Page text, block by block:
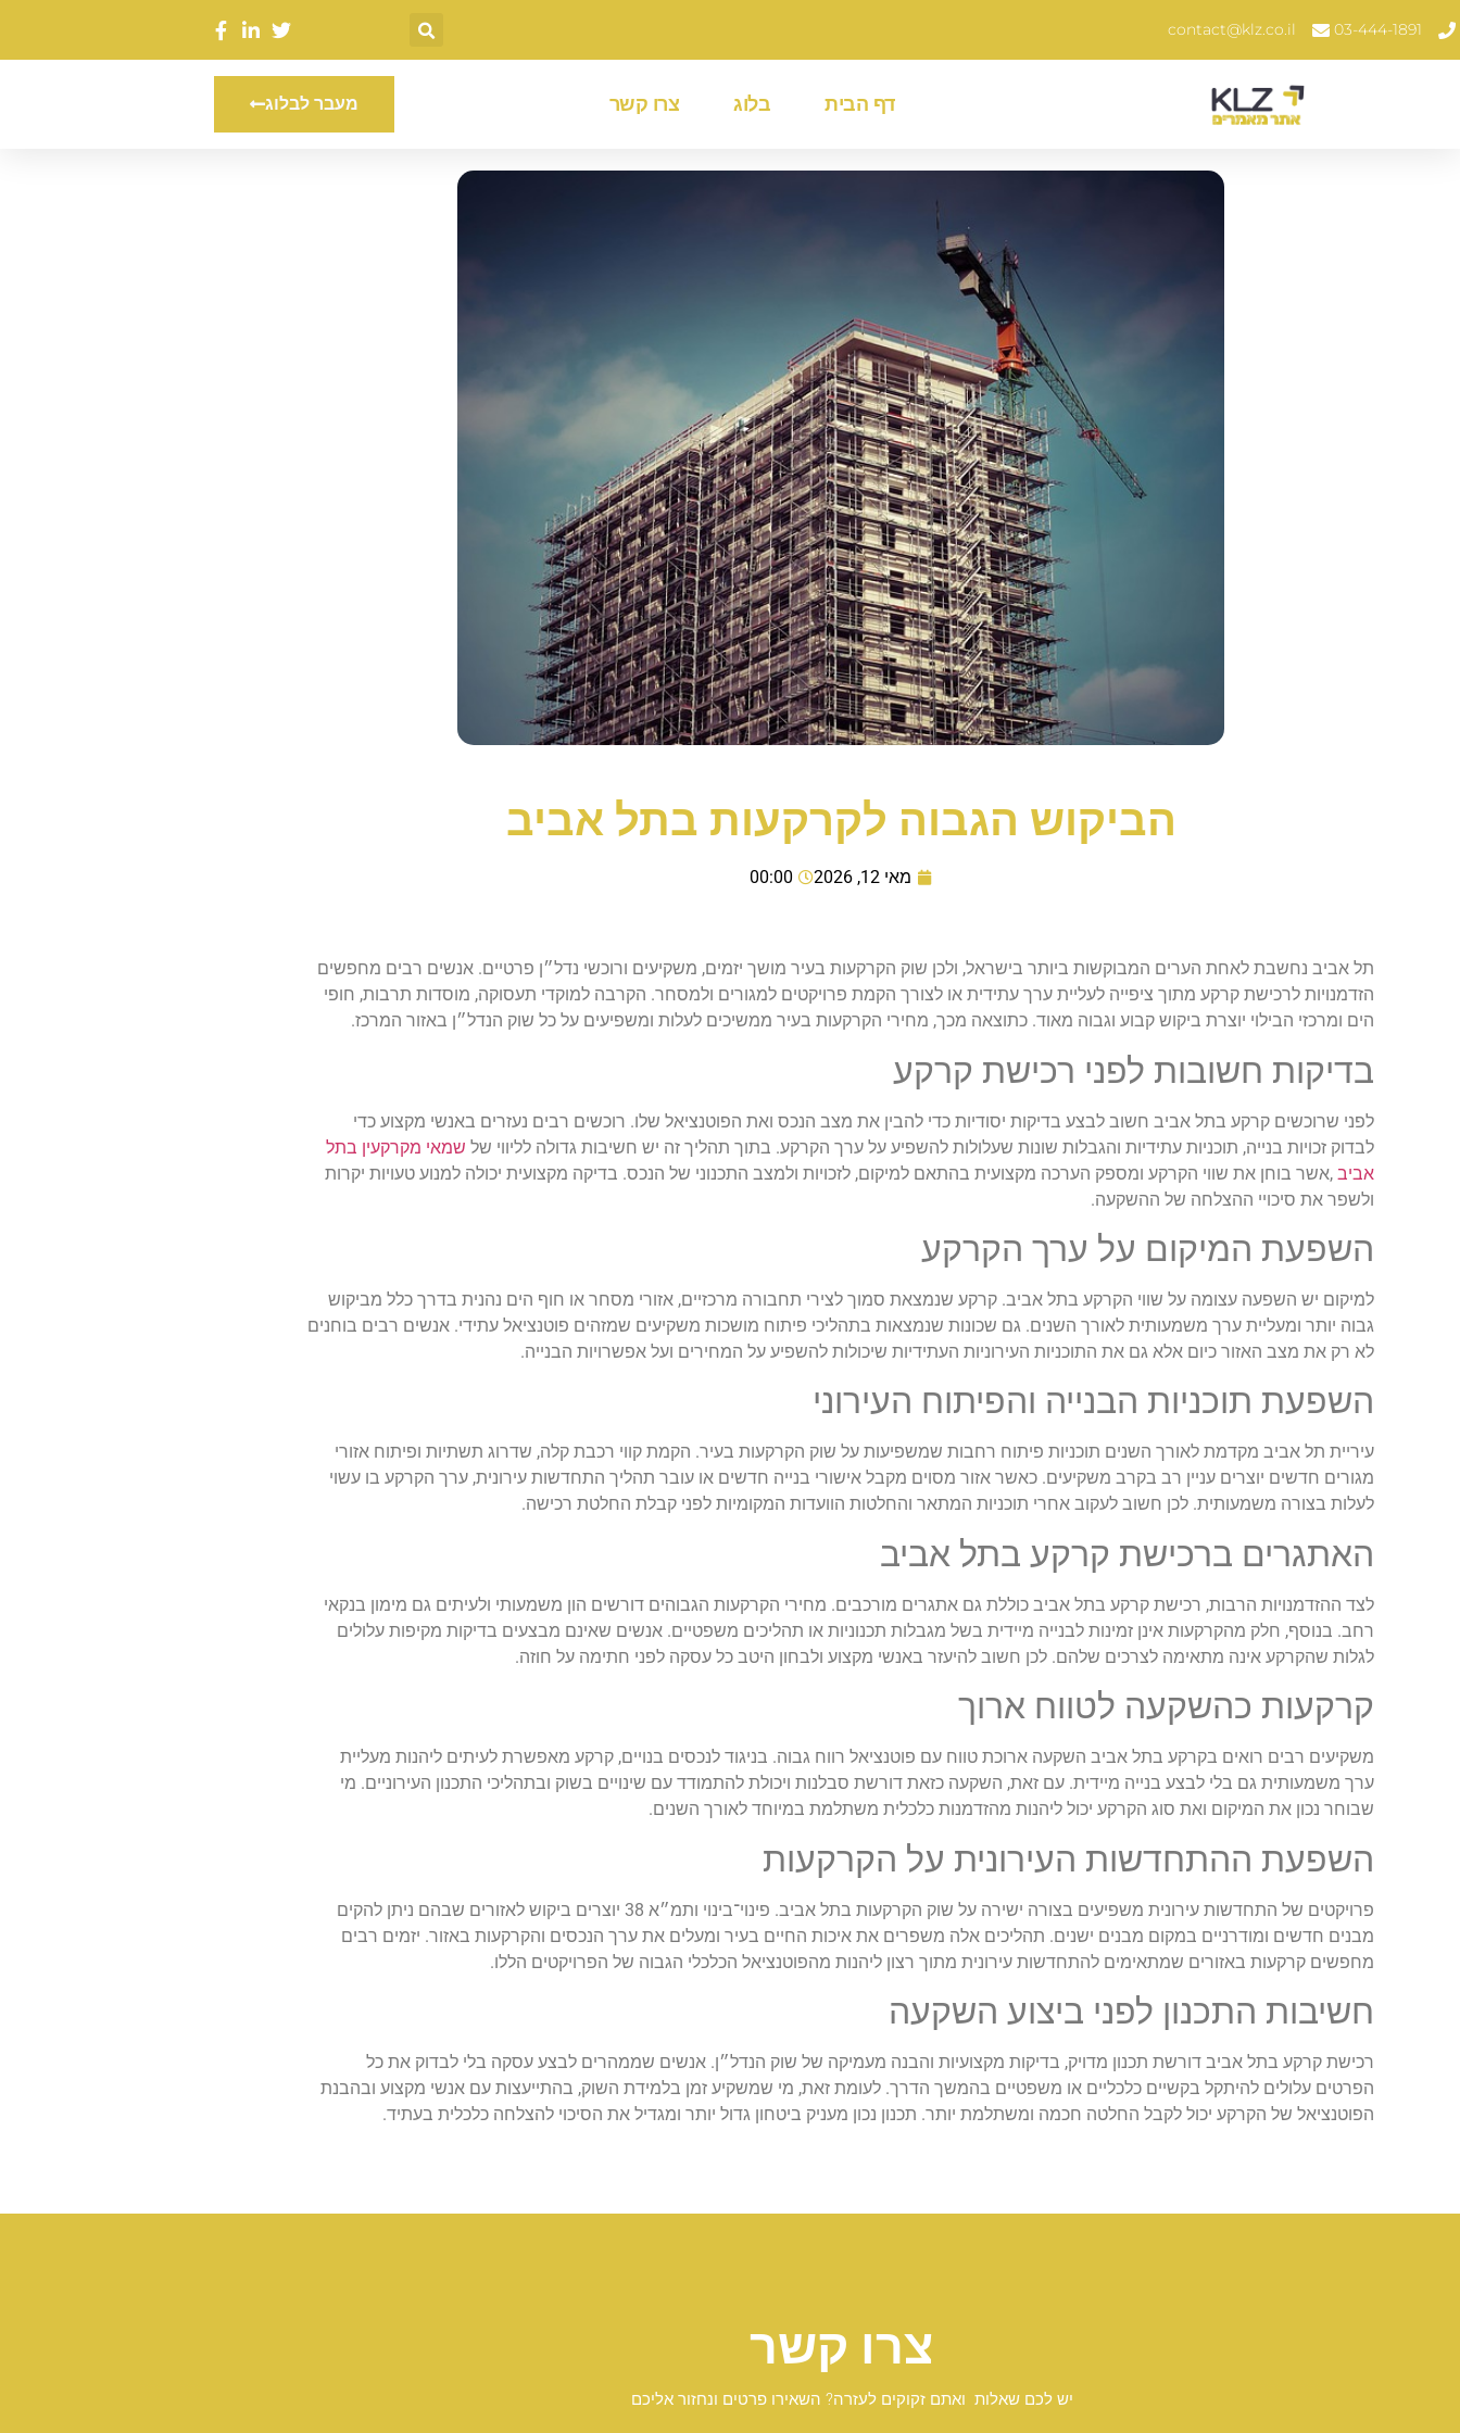
03-444-1891
contact@klz.co.il
דף הבית בלוג צרו קשר מעבר לבלוג
הביקוש הגבוה לקרקעות בתל אביב
מאי 12, 2026 00:00
תל אביב נחשבת לאחת הערים המבוקשות ביותר בישראל, ולכן שוק הקרקעות בעיר מושך יזמים, משקיעים ורוכשי נדל״ן פרטיים. אנשים רבים מחפשים
הזדמנויות לרכישת קרקע מתוך ציפייה לעליית ערך עתידית או לצורך הקמת פרויקטים למגורים ולמסחר. הקרבה למוקדי תעסוקה, מוסדות תרבות, חופי
הים ומרכזי הבילוי יוצרת ביקוש קבוע וגבוה מאוד. כתוצאה מכך, מחירי הקרקעות בעיר ממשיכים לעלות ומשפיעים על כל שוק הנדל״ן באזור המרכז.
בדיקות חשובות לפני רכישת קרקע
לפני שרוכשים קרקע בתל אביב חשוב לבצע בדיקות יסודיות כדי להבין את מצב הנכס ואת הפוטנציאל שלו. רוכשים רבים נעזרים באנשי מקצוע כדי
לבדוק זכויות בנייה, תוכניות עתידיות והגבלות שונות שעלולות להשפיע על ערך הקרקע. בתוך תהליך זה יש חשיבות גדולה לליווי של שמאי מקרקעין בתל
אביב ,אשר בוחן את שווי הקרקע ומספק הערכה מקצועית בהתאם למיקום, לזכויות ולמצב התכנוני של הנכס. בדיקה מקצועית יכולה למנוע טעויות יקרות
ולשפר את סיכויי ההצלחה של ההשקעה.
השפעת המיקום על ערך הקרקע
למיקום יש השפעה עצומה על שווי הקרקע בתל אביב. קרקע שנמצאת סמוך לצירי תחבורה מרכזיים, אזורי מסחר או חוף הים נהנית בדרך כלל מביקוש
גבוה יותר ומעליית ערך משמעותית לאורך השנים. גם שכונות שנמצאות בתהליכי פיתוח מושכות משקיעים שמזהים פוטנציאל עתידי. אנשים רבים בוחנים
לא רק את מצב האזור כיום אלא גם את התוכניות העירוניות העתידיות שיכולות להשפיע על המחירים ועל אפשרויות הבנייה.
השפעת תוכניות הבנייה והפיתוח העירוני
עיריית תל אביב מקדמת לאורך השנים תוכניות פיתוח רחבות שמשפיעות על שוק הקרקעות בעיר. הקמת קווי רכבת קלה, שדרוג תשתיות ופיתוח אזורי
מגורים חדשים יוצרים עניין רב בקרב משקיעים. כאשר אזור מסוים מקבל אישורי בנייה חדשים או עובר תהליך התחדשות עירונית, ערך הקרקע בו עשוי
לעלות בצורה משמעותית. לכן חשוב לעקוב אחרי תוכניות המתאר והחלטות הוועדות המקומיות לפני קבלת החלטת רכישה.
האתגרים ברכישת קרקע בתל אביב
לצד ההזדמנויות הרבות, רכישת קרקע בתל אביב כוללת גם אתגרים מורכבים. מחירי הקרקעות הגבוהים דורשים הון משמעותי ולעיתים גם מימון בנקאי
רחב. בנוסף, חלק מהקרקעות אינן זמינות לבנייה מיידית בשל מגבלות תכנוניות או תהליכים משפטיים. אנשים שאינם מבצעים בדיקות מקיפות עלולים
לגלות שהקרקע אינה מתאימה לצרכים שלהם. לכן חשוב להיעזר באנשי מקצוע ולבחון היטב כל עסקה לפני חתימה על חוזה.
קרקעות כהשקעה לטווח ארוך
משקיעים רבים רואים בקרקע בתל אביב השקעה ארוכת טווח עם פוטנציאל רווח גבוה. בניגוד לנכסים בנויים, קרקע מאפשרת לעיתים ליהנות מעליית
ערך משמעותית גם בלי לבצע בנייה מיידית. עם זאת, השקעה כזאת דורשת סבלנות ויכולת להתמודד עם שינויים בשוק ובתהליכי התכנון העירוניים. מי
שבוחר נכון את המיקום ואת סוג הקרקע יכול ליהנות מהזדמנות כלכלית משתלמת במיוחד לאורך השנים.
השפעת ההתחדשות העירונית על הקרקעות
פרויקטים של התחדשות עירונית משפיעים בצורה ישירה על שוק הקרקעות בתל אביב. פינוי־בינוי ותמ״א 38 יוצרים ביקוש לאזורים שבהם ניתן להקים
מבנים חדשים ומודרניים במקום מבנים ישנים. תהליכים אלה משפרים את איכות החיים בעיר ומעלים את ערך הנכסים והקרקעות באזור. יזמים רבים
מחפשים קרקעות באזורים שמתאימים להתחדשות עירונית מתוך רצון ליהנות מהפוטנציאל הכלכלי הגבוה של הפרויקטים הללו.
חשיבות התכנון לפני ביצוע השקעה
רכישת קרקע בתל אביב דורשת תכנון מדויק, בדיקות מקצועיות והבנה מעמיקה של שוק הנדל״ן. אנשים שממהרים לבצע עסקה בלי לבדוק את כל
הפרטים עלולים להיתקל בקשיים כלכליים או משפטיים בהמשך הדרך. לעומת זאת, מי שמשקיע זמן בלמידת השוק, בהתייעצות עם אנשי מקצוע ובהבנת
הפוטנציאל של הקרקע יכול לקבל החלטה חכמה ומשתלמת יותר. תכנון נכון מעניק ביטחון גדול יותר ומגדיל את הסיכוי להצלחה כלכלית בעתיד.
צרו קשר
יש לכם שאלות ואתם זקוקים לעזרה? השאירו פרטים ונחזור אליכם